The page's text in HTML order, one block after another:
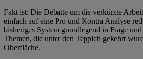
Fakt ist: Die Debatte um die verkürzte
einfach auf eine Pro und Kontra Analyse
bisheriges System grundlegend in Frage
Themen, die unter den Teppich gekehrt
Oberfläche.